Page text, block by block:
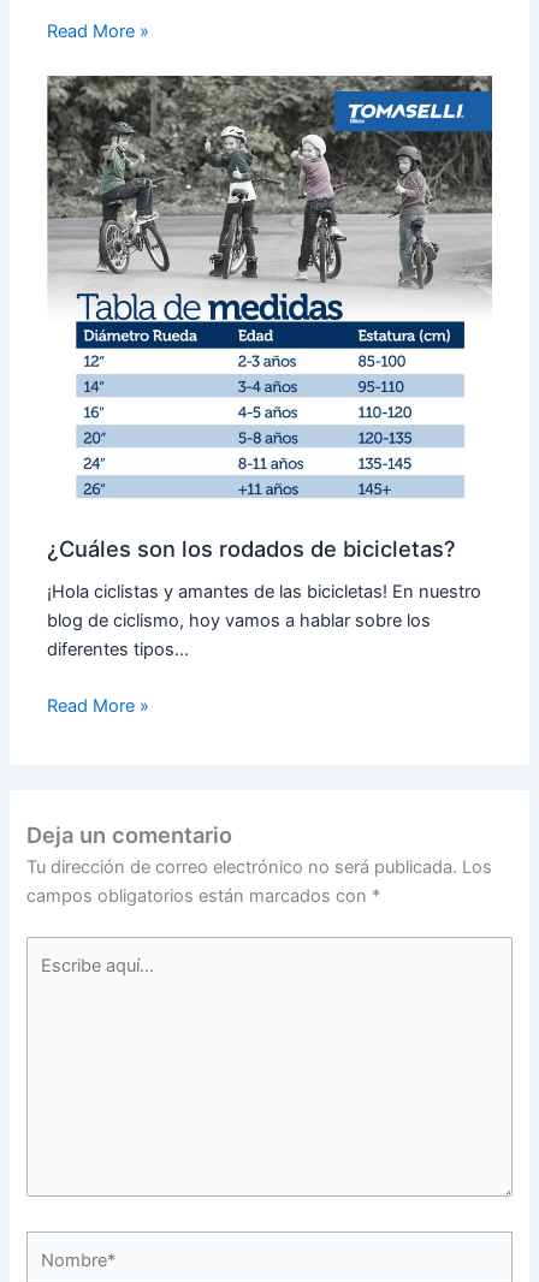
Read More »
¿Cuáles son los rodados de bicicletas?
¡Hola ciclistas y amantes de las bicicletas! En nuestro
blog de ciclismo, hoy vamos a hablar sobre los
diferentes tipos…
Read More »
Deja un comentario
Tu dirección de correo electrónico no será publicada. Los
campos obligatorios están marcados con *
aquí...